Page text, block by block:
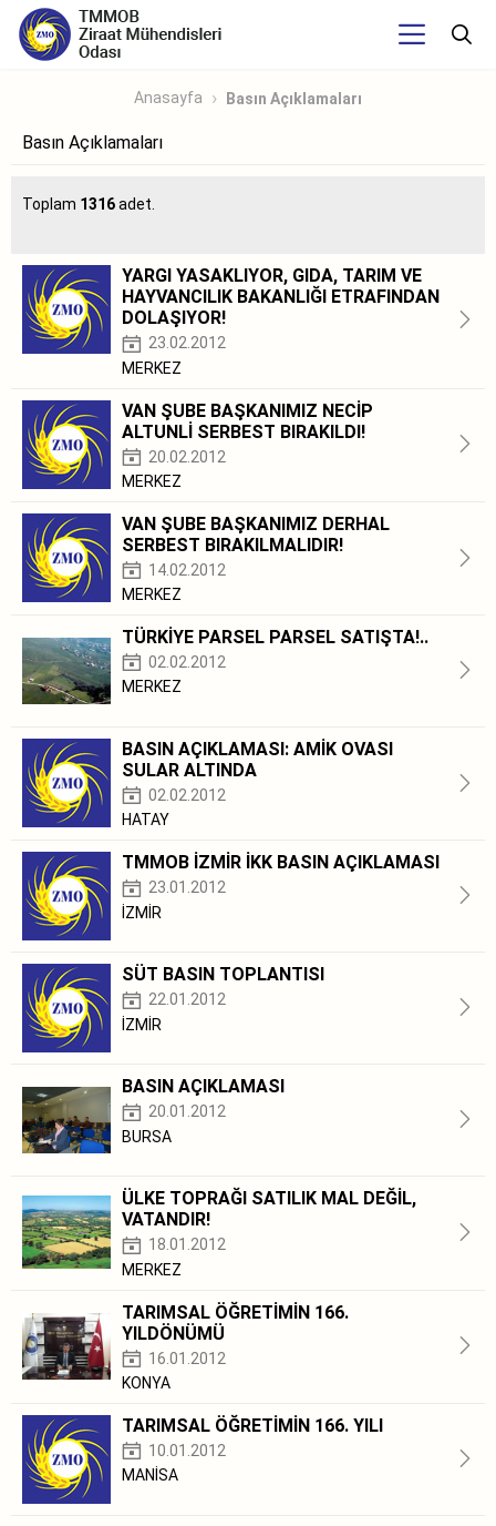
Anasayfa Basın Açıklamaları
Basın Açıklamaları
Toplam 1316adet.
YARGI YASAKLIYOR, GIDA, TARIM VE
HAYVANCILIK BAKANLIĞI ETRAFINDAN
DOLAŞIYOR!
23.02.2012
MERKEZ
VAN ŞUBE BAŞKANIMIZ NECİP
ALTUNLİ SERBEST BIRAKILDI!
20.02.2012
MERKEZ
VAN ŞUBE BAŞKANIMIZ DERHAL
SERBEST BIRAKILMALIDIR!
14.02.2012
MERKEZ
TÜRKİYE PARSEL PARSEL SATIŞTA!..
02.02.2012
MERKEZ
BASIN AÇIKLAMASI: AMİK OVASI
SULAR ALTINDA
02.02.2012
HATAY
TMMOB İZMİR İKK BASIN AÇIKLAMASI
23.01.2012
İZMİR
SÜT BASIN TOPLANTISI
22.01.2012
İZMİR
BASIN AÇIKLAMASI
20.01.2012
BURSA
ÜLKE TOPRAĞI SATILIK MAL DEĞİL,
VATANDIR!
18.01.2012
MERKEZ
TARIMSAL ÖĞRETİMİN 166.
YILDÖNÜMÜ
16.01.2012
KONYA
TARIMSAL ÖĞRETİMİN 166. YILI
10.01.2012
MANİSA